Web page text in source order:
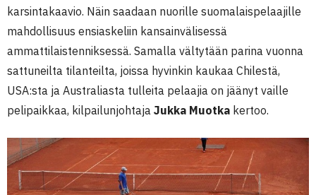
karsintakaavio. Näin saadaan nuorille suomalaispelaajille
mahdollisuus ensiaskeliin kansainvälisessä
ammattilaistenniksessä. Samalla vältytään parina vuonna
sattuneilta tilanteilta, joissa hyvinkin kaukaa Chilestä,
USA:sta ja Australiasta tulleita pelaajia on jäänyt vaille
pelipaikkaa, kilpailunjohtaja Jukka Muotka kertoo.